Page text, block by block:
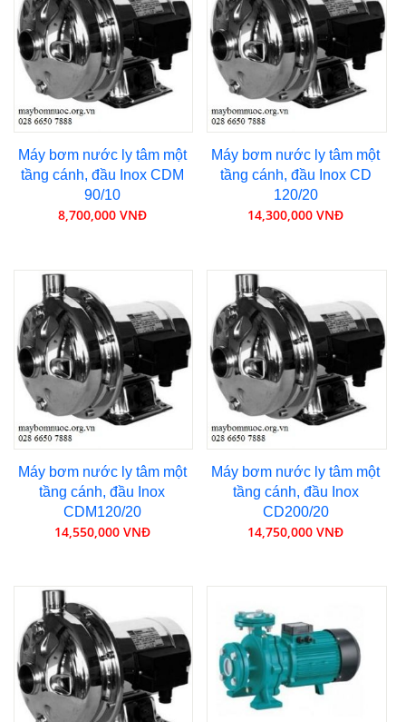
Máy bơm nước ly tâm một
tầng cánh, đầu Inox CDM
90/10
8,700,000 VNĐ
Máy bơm nước ly tâm một
tầng cánh, đầu Inox CD
120/20
14,300,000 VNĐ
Máy bơm nước ly tâm một
tầng cánh, đầu Inox
CDM120/20
14,550,000 VNĐ
Máy bơm nước ly tâm một
tầng cánh, đầu Inox
CD200/20
14,750,000 VNĐ